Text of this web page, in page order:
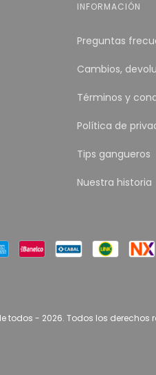
INFORMACIÓN
Preguntas
Cambios,
Términos y
Política de
Tips gangueros
Nuestra historia
todos - 2026. Todos los derechos